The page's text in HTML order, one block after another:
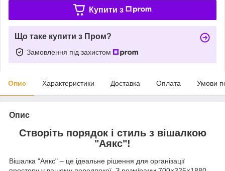
Купити з
Що таке купити з Пром?
Замовлення під захистом
Опис Характеристики Доставка Оплата Умови
Опис
Створіть порядок і стиль з вішалкою
"Аякс"!
Вішалка "Аякс" – це ідеальне рішення для організації